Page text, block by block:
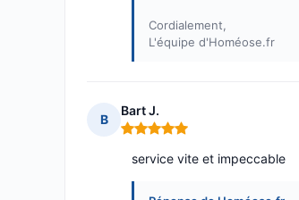
Cordialement,
L'équipe d'Homéose.fr
B
Bart J.
Note : 5 sur 5
service vite et impeccable